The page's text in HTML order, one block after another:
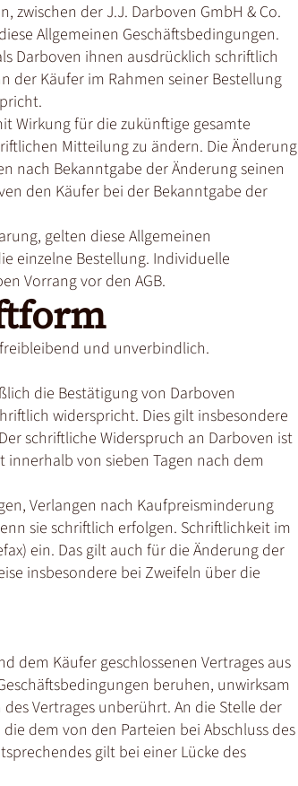
zwischen der J.J. Darboven GmbH & Co.
Allgemeinen Geschäftsbedingungen.
Darboven ihnen ausdrücklich schriftlich
der Käufer im Rahmen seiner Bestellung
Wirkung für die zukünftige gesamte
Mitteilung zu ändern. Die Änderung
nach Bekanntgabe der Änderung seinen
den Käufer bei der Bekanntgabe der
gelten diese Allgemeinen
einzelne Bestellung. Individuelle
Vorrang vor den AGB.
und unverbindlich.
die Bestätigung von Darboven
widerspricht. Dies gilt insbesondere
schriftliche Widerspruch an Darboven ist
von sieben Tagen nach dem
Verlangen nach Kaufpreisminderung
sie schriftlich erfolgen. Schriftlichkeit im
ein. Das gilt auch für die Änderung der
insbesondere bei Zweifeln über die
dem Käufer geschlossenen Vertrages aus
beruhen, unwirksam
Vertrages unberührt. An die Stelle der
dem von den Parteien bei Abschluss des
gilt bei einer Lücke des